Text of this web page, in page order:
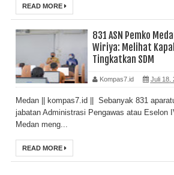
READ MORE
831 ASN Pemko
Wiriya: Melihat
Tingkatkan SDM
Kompas7.id Juli 18,
Medan || kompas7.id || Sebanyak 831
jabatan Administrasi Pengawas atau Eselon
Medan meng...
READ MORE